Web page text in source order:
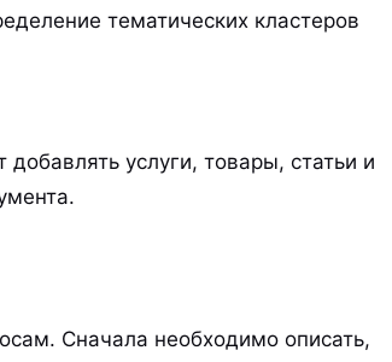
тематических кластеров
услуги, товары, статьи и
Сначала необходимо описать,